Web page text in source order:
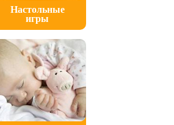
Настольные
игры